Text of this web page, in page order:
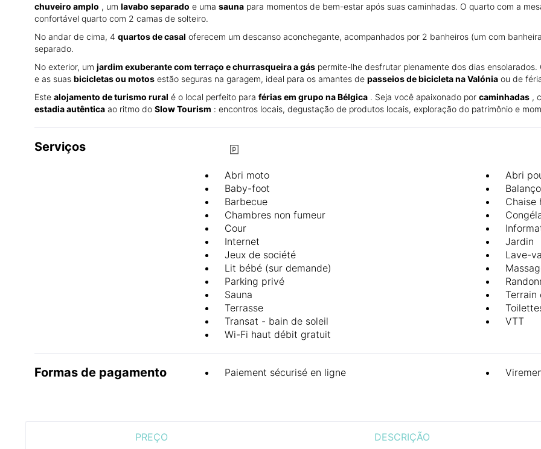
chuveiro amplo , um lavabo separado e uma sauna para momentos de bem-estar após suas caminhadas. O quarto com a
confortável quarto com 2 camas de solteiro.
No andar de cima, 4 quartos de casal oferecem um descanso aconchegante, acompanhados por 2 banheiros (um com
separado.
No exterior, um jardim exuberante com terraço e churrasqueira a gás permite-lhe desfrutar plenamente dos dias
e as suas bicicletas ou motos estão seguras na garagem, ideal para os amantes de passeios de bicicleta na Valónia ou de
Este alojamento de turismo rural é o local perfeito para férias em grupo na Bélgica . Seja você apaixonado por caminhadas ,
estadia autêntica ao ritmo do Slow Tourism : encontros locais, degustação de produtos locais, exploração do patrimônio e
Serviços
Abri moto
Abri
Baby-foot
Barbecue
Chaise
Chambres non fumeur
Cour
Internet
Jardin
Jeux de société
Lave-
Lit bébé (sur demande)
Parking privé
Sauna
Terrain
Terrasse
Transat - bain de soleil
VTT
Wi-Fi haut débit gratuit
Formas de pagamento Paiement sécurisé en ligne
PREÇO DESCRIÇÃO